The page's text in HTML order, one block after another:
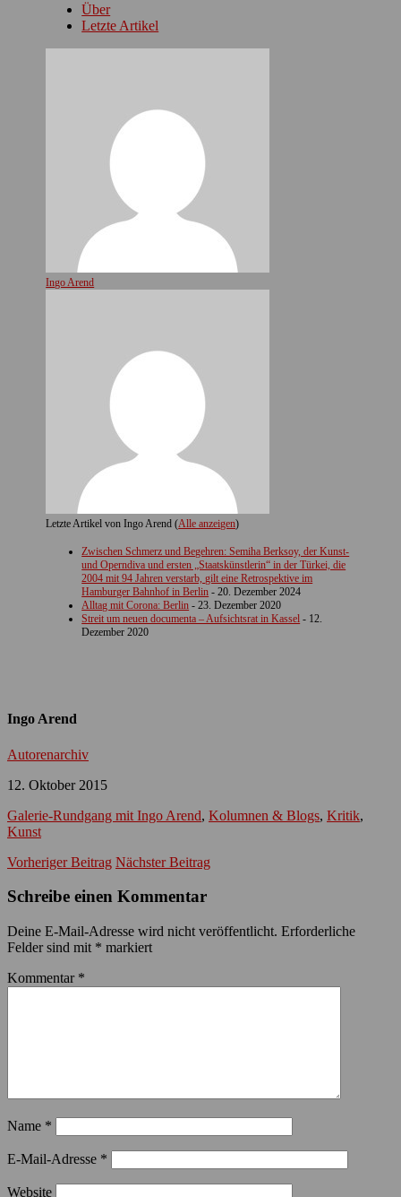
Über
Letzte Artikel
Ingo Arend
Letzte Artikel von Ingo Arend(Alle anzeigen)
Zwischen Schmerz und Begehren: Semiha Berksoy, der Kunst-
und Operndiva und ersten „Staatskünstlerin“ in der Türkei, die
2004 mit 94 Jahren verstarb, gilt eine Retrospektive im
Hamburger Bahnhof in Berlin - 20. Dezember 2024
Alltag mit Corona: Berlin - 23. Dezember 2020
Streit um neuen documenta – Aufsichtsrat in Kassel - 12.
Dezember 2020
Ingo Arend
Autorenarchiv
12. Oktober 2015
Galerie-Rundgang mit Ingo Arend, Kolumnen & Blogs, Kritik,
Kunst
Vorheriger Beitrag Nächster Beitrag
Schreibe einen Kommentar
Deine E-Mail-Adresse wird nicht veröffentlicht. Erforderliche
Felder sind mit * markiert
Kommentar *
Name *
E-Mail-Adresse *
Website